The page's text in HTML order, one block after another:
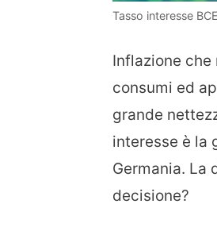
Tasso interesse
Inflazione
consumi ed
grande
interesse è la
Germania. La
decisione?